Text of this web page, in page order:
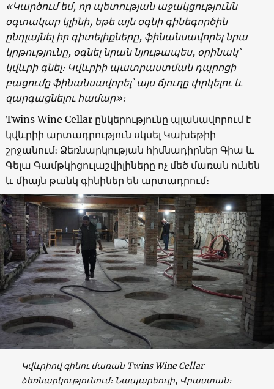
«Կարծում եմ, որ պետության աջակցությունն
օգտակար կլինի, եթե այն օգնի գինեգործին
ընդլայնել իր գիտելիքները, ֆինանսավորել նրա
կրթությունը, օգնել նրան նյութապես, օրինակ՝
կվևրի գնել։ Կվևրիի պատրաստման դպրոցի
բացումը ֆինանսավորել՝ այս ճյուղը փրկելու և
զարգացնելու համար»։
Twins Wine Cellar ընկերությունը պլանավորում է
կվևրիի արտադրություն սկսել Կախեթիի
շրջանում։ Ձեռնարկության հիմնադիրներ Գիա և
Գելա Գամթկիցուլաշվիլիները ոչ մեծ մառան ունեն
և միայն թանկ գինիներ են արտադրում։
Կվևրիով գինու մառան Twins Wine Cellar
ձեռնարկությունում։ Նապարեուլի, Վրաստան։